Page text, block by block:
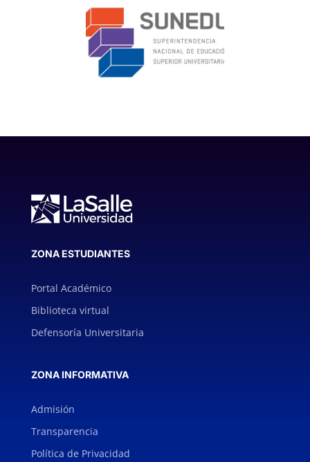
ZONA ESTUDIANTES
Portal Académico
Biblioteca virtual
Defensoría Universitaria
ZONA INFORMATIVA
Admisión
Transparencia
Política de Privacidad